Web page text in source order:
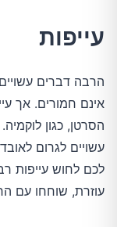
עייפות
הרבה דברים
אינם חמורים. אך
הסרטן, כגון
עשויים לגרום
לכם לחוש עייפות
עוזרת, שוחחו עם